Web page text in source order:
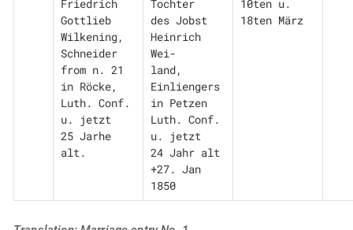
Friedrich
Gottlieb
Wilkening,
Schneider
from n. 21
in Röcke,
Luth. Conf.
u. jetzt
25 Jarhe
alt.
Tochter
des Jobst
Heinrich
Wei-
land,
Einliengers
in Petzen
Luth. Conf.
u. jetzt
24 Jahr alt
+27. Jan
1850
10ten u.
18ten März